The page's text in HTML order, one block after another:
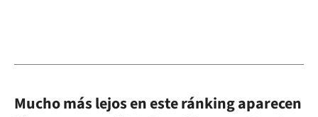
Mucho más lejos en este ránking aparecen